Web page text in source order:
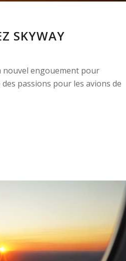
SKYWAY
nouvel engouement pour
passions pour les avions de